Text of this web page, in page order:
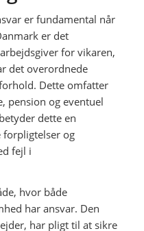
er fundamental når
er det
for vikaren,
det overordnede
Dette omfatter
pension og eventuel
dette en
og
fejl i
hvor både
har ansvar. Den
har pligt til at sikre